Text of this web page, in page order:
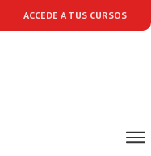
ACCEDE A TUS CURSOS